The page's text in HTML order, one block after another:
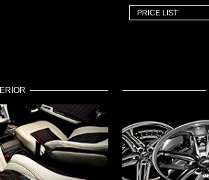
PRICE LIST